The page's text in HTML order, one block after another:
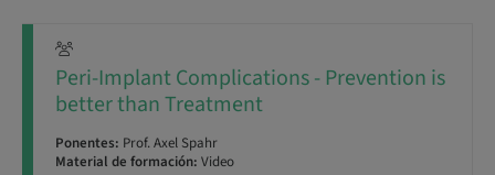
Peri-Implant Complications - Prevention is
better than Treatment
Ponentes: Prof. Axel Spahr
Material de formación: Video